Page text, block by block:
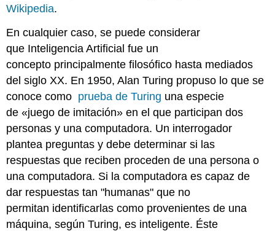
Wikipedia.
En cualquier caso, se puede considerar
que Inteligencia Artificial fue un
concepto principalmente filosófico hasta mediados
del siglo XX. En 1950, Alan Turing propuso lo que se
conoce como prueba deTuring una especie
de «juego de imitación» en el que participan dos
personas y una computadora. Un interrogador
plantea preguntas y debe determinar si las
respuestas que reciben proceden de una persona o
una computadora. Si la computadora es capaz de
dar respuestas tan "humanas" que no
permitan identificarlas como provenientes de una
máquina, según Turing, es inteligente. Éste